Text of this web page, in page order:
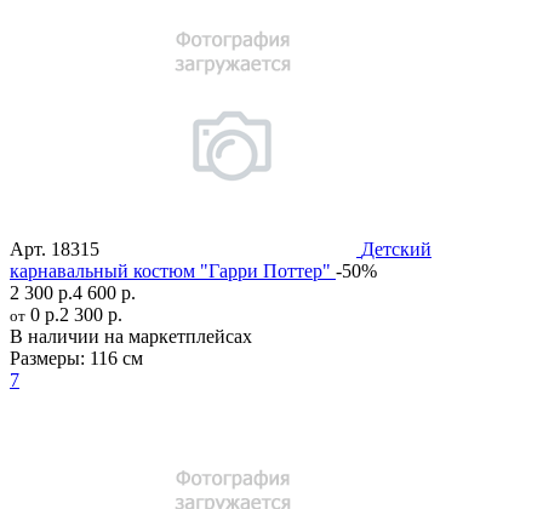
Арт. 18315
Детский
карнавальный костюм "Гарри Поттер" -50%
2 300 р.4 600 р.
от 0 р.2 300 р.
В наличии на маркетплейсах
Размеры: 116 см
7